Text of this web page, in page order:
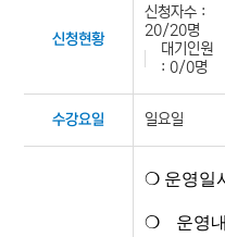
신청현황
신청자수 :
20/20명
대기인원
: 0/0명
수강요일 일요일
❍ 운영일
❍ 운영